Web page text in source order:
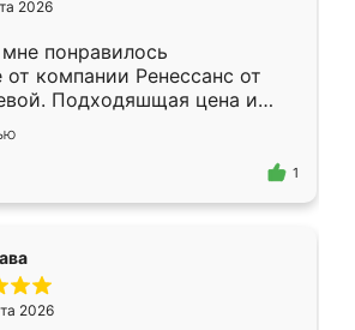
2026
понравилось
компании Ренессанс от
Подходяшщая цена и
изготовления. Приехавший
Владислав
моему эскизу самый
1
2026